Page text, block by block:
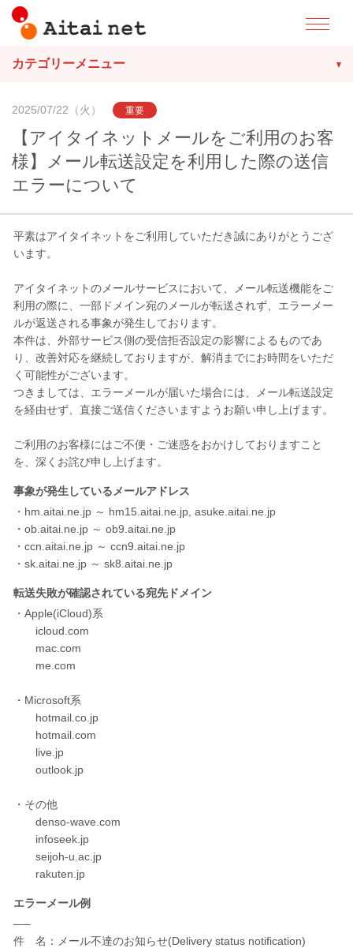
カテゴリーメニュー
2025/07/22（火） 重要
【アイタイネットメールをご利用のお客
様】メール転送設定を利用した際の送信
エラーについて
平素はアイタイネットをご利用していただき誠にありがとうござ
います。
アイタイネットのメールサービスにおいて、メール転送機能をご
利用の際に、一部ドメイン宛のメールが転送されず、エラーメー
ルが返送される事象が発生しております。
本件は、外部サービス側の受信拒否設定の影響によるものであ
り、改善対応を継続しておりますが、解消までにお時間をいただ
く可能性がございます。
つきましては、エラーメールが届いた場合には、メール転送設定
を経由せず、直接ご送信くださいますようお願い申し上げます。
ご利用のお客様にはご不便・ご迷惑をおかけしておりますこと
を、深くお詫び申し上げます。
事象が発生しているメールアドレス
・hm.aitai.ne.jp ～ hm15.aitai.ne.jp, asuke.aitai.ne.jp
・ob.aitai.ne.jp ～ ob9.aitai.ne.jp
・ccn.aitai.ne.jp ～ ccn9.aitai.ne.jp
・sk.aitai.ne.jp ～ sk8.aitai.ne.jp
転送失敗が確認されている宛先ドメイン
・Apple(iCloud)系
icloud.com
mac.com
me.com
・Microsoft系
hotmail.co.jp
hotmail.com
live.jp
outlook.jp
・その他
denso-wave.com
infoseek.jp
seijoh-u.ac.jp
rakuten.jp
エラーメール例
—–
件 名：メール不達のお知らせ(Delivery status notification)